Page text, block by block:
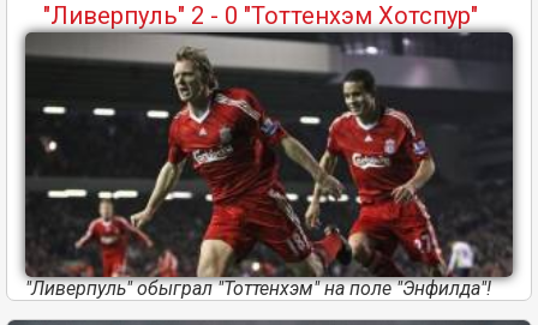
"Ливерпуль" 2 - 0 "Тоттенхэм Хотспур"
"Ливерпуль" обыграл "Тоттенхэм" на поле "Энфилда"!